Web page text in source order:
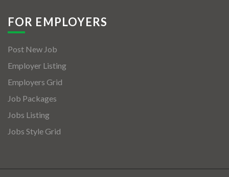
FOR EMPLOYERS
Post New Job
Employer Listing
Employers Grid
Job Packages
Jobs Listing
Jobs Style Grid